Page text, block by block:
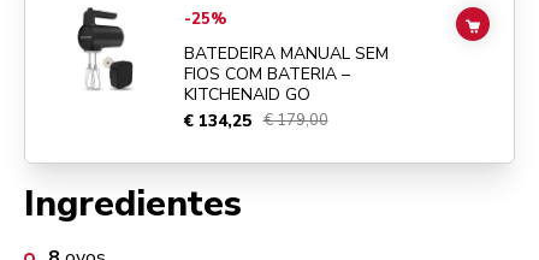
Ingredientes
Go toBATEDEIRA MANUAL SEM FIOS COM BATERIA –
-25%
BATEDEIRA MANUAL SEM
FIOS COM BATERIA –
KITCHENAID GO
€ 134,25 € 179,00
ADD